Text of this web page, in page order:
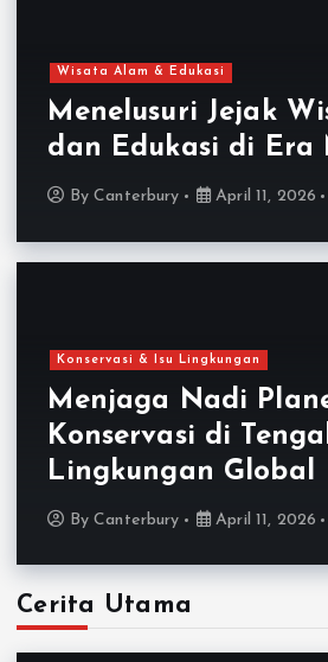
Wisata Alam & Edukasi
Menelusuri Jejak
dan Edukasi di Era
ByCanterbury April 11, 2026
Konservasi & Isu Lingkungan
Menjaga Nadi
Konservasi di
Lingkungan Global
ByCanterbury April 11, 2026
Cerita Utama